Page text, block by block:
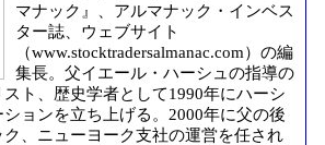
マナック』、アルマナック・インベス
ター誌、ウェブサイト
（www.stocktradersalmanac.com）の編
集長。父イエール・ハーシュの指導の
ト、歴史学者として1990年にハーシ
ションを立ち上げる。2000年に父の後
ク、ニューヨーク支社の運営を任され